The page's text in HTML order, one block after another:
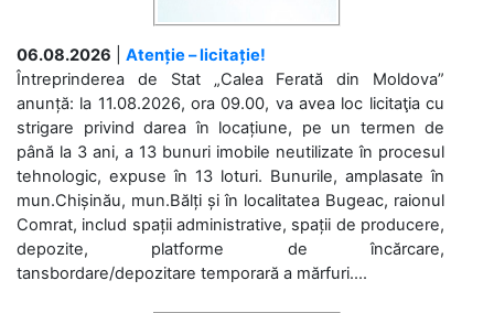
06.08.2026
Atenție – licitație!
Întreprinderea de Stat „Calea Ferată din Moldova”
anunță: la 11.08.2026, ora 09.00, va avea loc licitaţia cu
strigare privind darea în locațiune, pe un termen de
până la 3 ani, a 13 bunuri imobile neutilizate în procesul
tehnologic, expuse în 13 loturi. Bunurile, amplasate în
mun.Chișinău, mun.Bălți și în localitatea Bugeac, raionul
Comrat, includ spații administrative, spații de producere,
depozite, platforme de încărcare,
tansbordare/depozitare temporară a mărfuri....